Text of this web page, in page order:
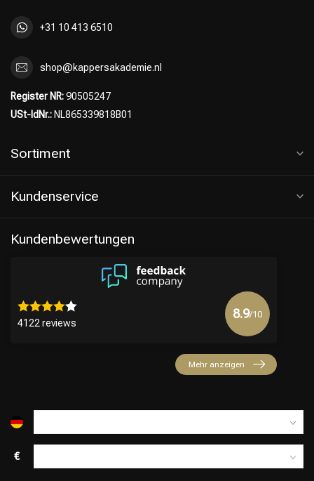
+31 10 413 6510
shop@kappersakademie.nl
Register NR:90505247
USt-IdNr.: NL865339818B01
Sortiment
Kundenservice
Kundenbewertungen
4122 reviews
8.9/10
Mehr anzeigen
€